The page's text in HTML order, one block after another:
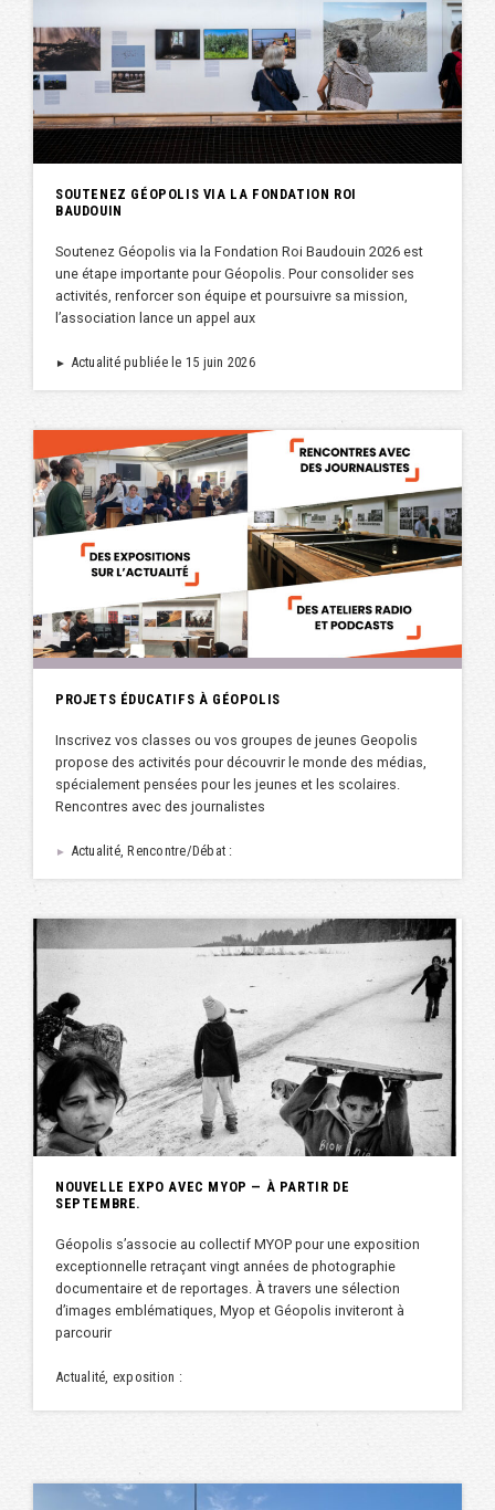
SOUTENEZ GÉOPOLIS VIA LA FONDATION ROI
BAUDOUIN
Soutenez Géopolis via la Fondation Roi Baudouin 2026 est
une étape importante pour Géopolis. Pour consolider ses
activités, renforcer son équipe et poursuivre sa mission,
l’association lance un appel aux
► Actualité publiée le 15 juin 2026
PROJETS ÉDUCATIFS À GÉOPOLIS
Inscrivez vos classes ou vos groupes de jeunes Geopolis
propose des activités pour découvrir le monde des médias,
spécialement pensées pour les jeunes et les scolaires.
Rencontres avec des journalistes
► Actualité, Rencontre/Débat :
NOUVELLE EXPO AVEC MYOP — À PARTIR DE
SEPTEMBRE.
Géopolis s’associe au collectif MYOP pour une exposition
exceptionnelle retraçant vingt années de photographie
documentaire et de reportages. À travers une sélection
d’images emblématiques, Myop et Géopolis inviteront à
parcourir
Actualité, exposition :